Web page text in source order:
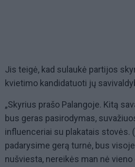
Jis teigė, kad sulaukė partijos
kvietimo kandidatuoti jų
„Skyrius prašo Palangoje. Kitą
bus geras pasirodymas,
influenceriai su plakatais stovės.
padarysime gerą turnė, bus
nušviesta, nereikės man nė